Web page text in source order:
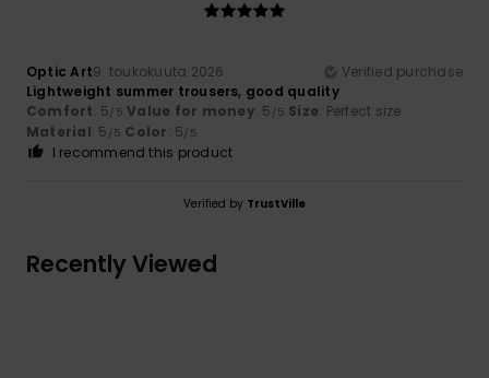
Optic Art9. toukokuuta 2026
Verified purchase
Lightweight summer trousers, good quality
Comfort: 5/5 Value for money: 5 /5 Size: Perfect size
Material: 5 /5 Color: 5/5
I recommend this product
Verified by TrustVille
Recently Viewed